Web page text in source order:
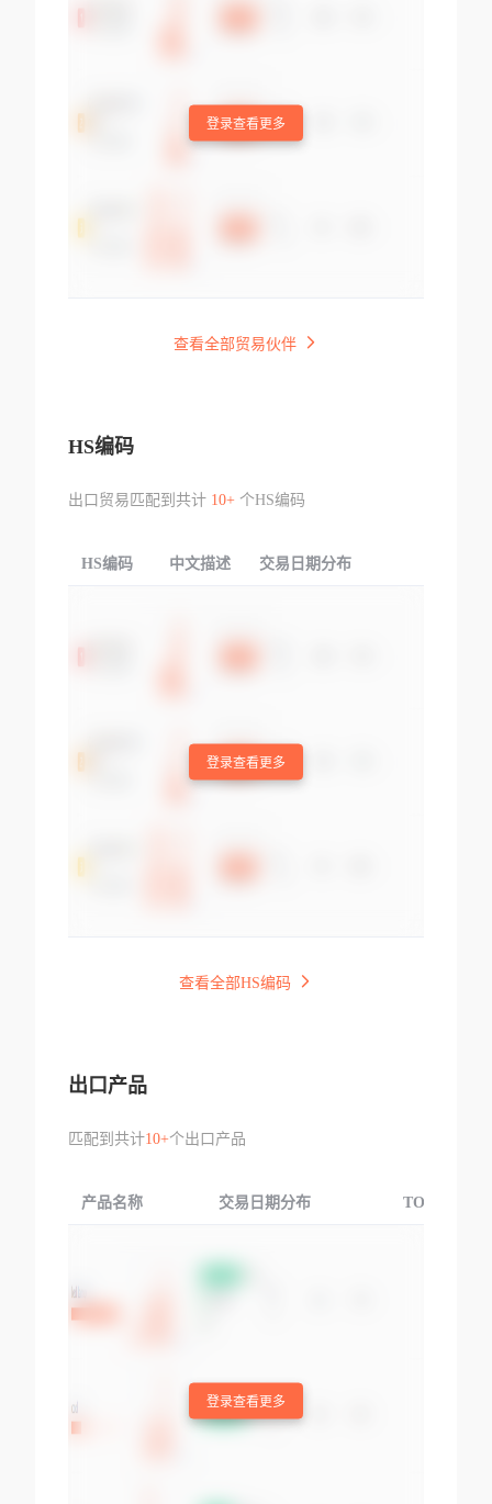
登录查看更多
查看全部贸易伙伴
HS编码
出口贸易匹配到共计 10+个HS编码
HS编码 中文描述 交易日期分布
登录查看更多
查看全部HS编码
出口产品
匹配到共计10+个出口产品
产品名称 交易日期分布 TOP3交易国
登录查看更多